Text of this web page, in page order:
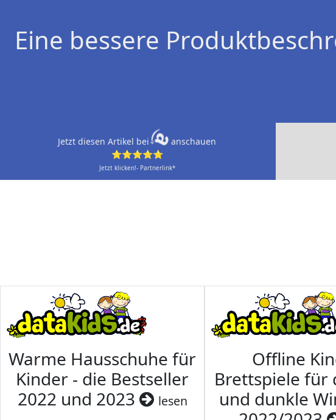
Eine bessere
Jetzt diesen Artikel bei
anschauen
⭐⭐⭐⭐⭐
Jetzt klicken!- Partnerlink*
Warme Hausschuhe für
Kinder - die Bestseller
2022 und 2023
lesen
Offline
Brettspiele für
und dunkle